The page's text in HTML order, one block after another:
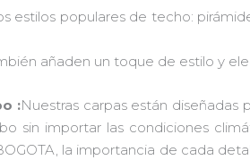
estilos populares de techo:
añaden un toque de estilo y
:Nuestras carpas están diseñadas
sin importar las condiciones
la importancia de cada